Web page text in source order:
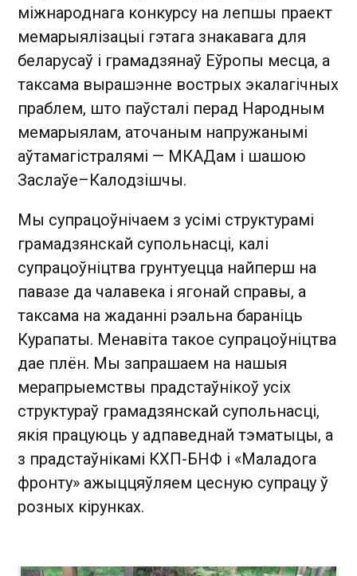
міжнароднага конкурсу на лепшы праект
мемарыялізацыі гэтага знакавага для
беларусаў і грамадзянаў Еўропы месца, а
таксама вырашэнне вострых экалагічных
праблем, што паўсталі перад Народным
мемарыялам, аточаным напружанымі
аўтамагістралямі — МКАДам і шашою
Заслаўе–Калодзішчы.
Мы супрацоўнічаем з усімі структурамі
грамадзянскай супольнасці, калі
супрацоўніцтва грунтуецца найперш на
павазе да чалавека і ягонай справы, а
таксама на жаданні рэальна бараніць
Курапаты. Менавіта такое супрацоўніцтва
дае плён. Мы запрашаем на нашыя
мерапрыемствы прадстаўнікоў усіх
структураў грамадзянскай супольнасці,
якія працуюць у адпаведнай тэматыцы, а
з прадстаўнікамі КХП-БНФ і «Маладога
фронту» ажыццяўляем цесную супрацу ў
розных кірунках.